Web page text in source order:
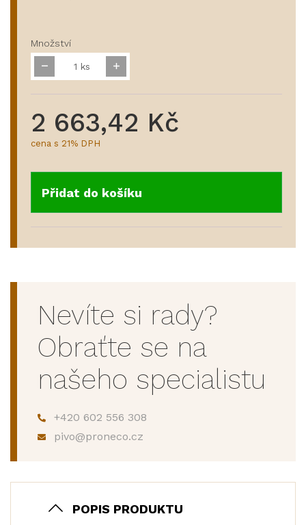
Množství
ks
2 663,42 Kč
cena s 21% DPH
Přidat do košíku
Nevíte si rady?
Obraťte se na
našeho specialistu
+420 602 556 308
pivo@proneco.cz
POPIS PRODUKTU